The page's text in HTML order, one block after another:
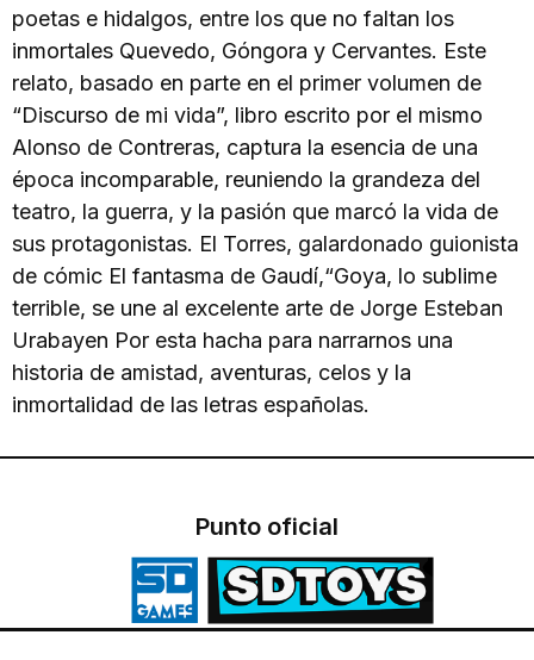
poetas e hidalgos, entre los que no faltan los
inmortales Quevedo, Góngora y Cervantes. Este
relato, basado en parte en el primer volumen de
“Discurso de mi vida”, libro escrito por el mismo
Alonso de Contreras, captura la esencia de una
época incomparable, reuniendo la grandeza del
teatro, la guerra, y la pasión que marcó la vida de
sus protagonistas. El Torres, galardonado guionista
de cómic El fantasma de Gaudí,“Goya, lo sublime
terrible, se une al excelente arte de Jorge Esteban
Urabayen Por esta hacha para narrarnos una
historia de amistad, aventuras, celos y la
inmortalidad de las letras españolas.
Punto oficial